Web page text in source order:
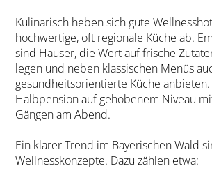
Kulinarisch heben sich gute
hochwertige, oft regionale Küche ab.
sind Häuser, die Wert auf frische
legen und neben klassischen Menüs
gesundheitsorientierte Küche
Halbpension auf gehobenem Niveau
Gängen am Abend.
Ein klarer Trend im Bayerischen Wald
Wellnesskonzepte. Dazu zählen etwa: